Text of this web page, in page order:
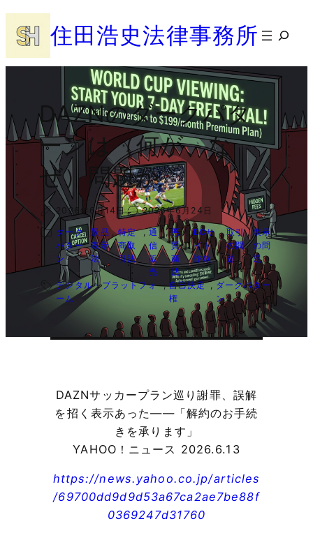
内
容
ス
プ
住田浩史法律事務所
検
DAZNのダークパタ
ーンは（何が、な
ぜ）問題か
2026年6月14日 2026年6月24日
ダーク
パター
ン
, 景品
表示
法
, 特定
商取
引法
, 通
信
販
売
, 悪
質
商
法
, ECサ
イト
詐欺
, 取引
の問
題
, 表示
の問
題
デジタル・プラットフォ
ーム
, 自己決定
権
, ダークパター
ン
DAZNサッカープラン巡り謝罪、誤解
を招く表示あった――「解約のお手続
きを承ります」
YAHOO！ニュース 2026.6.13
https://news.yahoo.co.jp/articles
/69700dd9d9d53a67ca2ae7be88f
0369247d31760